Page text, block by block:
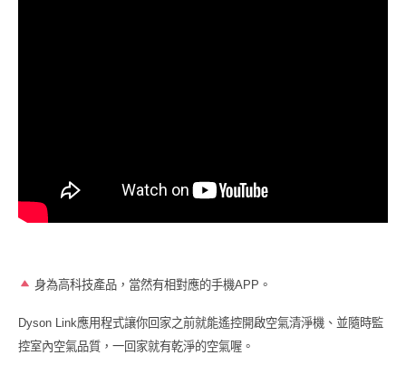
身為高科技產品，當然有相對應的手機APP 。
Dyson Link應用程式讓你回家之前就能遙控開啟空氣清淨機、並隨時監
控室內空氣品質，一回家就有乾淨的空氣喔。